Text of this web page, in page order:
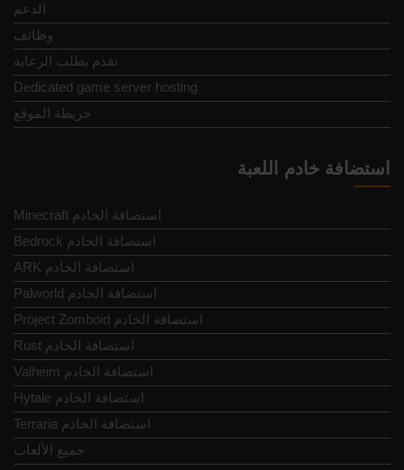
الدعم
وظائف
تقدم بطلب الرعاية
Dedicated game server hosting
خريطة الموقع
استضافة خادم اللعبة
Minecraft استضافة الخادم
Bedrock استضافة الخادم
ARK استضافة الخادم
Palworld استضافة الخادم
Project Zomboid استضافة الخادم
Rust استضافة الخادم
Valheim استضافة الخادم
Hytale استضافة الخادم
Terraria استضافة الخادم
جميع الألعاب